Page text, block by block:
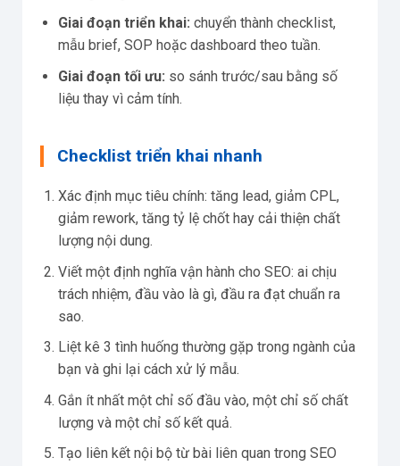
Giai đoạn triển khai: chuyển thành checklist,
mẫu brief, SOP hoặc dashboard theo tuần.
Giai đoạn tối ưu: so sánh trước/sau bằng số
liệu thay vì cảm tính.
Checklist triển khai nhanh
Xác định mục tiêu chính: tăng lead, giảm CPL,
giảm rework, tăng tỷ lệ chốt hay cải thiện chất
lượng nội dung.
Viết một định nghĩa vận hành cho SEO: ai chịu
trách nhiệm, đầu vào là gì, đầu ra đạt chuẩn ra
sao.
Liệt kê 3 tình huống thường gặp trong ngành của
bạn và ghi lại cách xử lý mẫu.
Gắn ít nhất một chỉ số đầu vào, một chỉ số chất
lượng và một chỉ số kết quả.
Tạo liên kết nội bộ từ bài liên quan trong SEO